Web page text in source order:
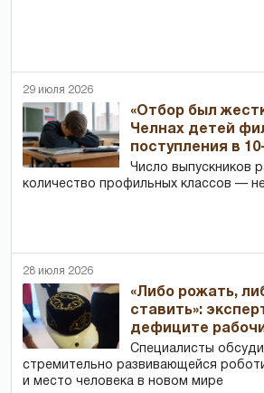
29 июля 2026
«Отбор был
Челнах детей
поступления в
Число выпускников
количество профильных классов —
28 июля 2026
«Либо рожать,
ставить»:
дефиците
Специалисты
стремительно развивающейся
и место человека в новом мире